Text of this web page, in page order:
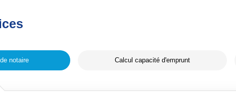
notaire Calcul capacité d'emprunt